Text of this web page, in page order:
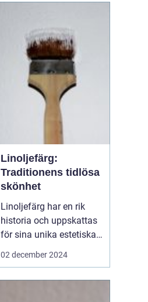
säkerställa att gäster...
Linoljefärg:
Traditionens tidlösa
skönhet
Linoljefärg har en rik
historia och uppskattas
för sina unika estetiska
och funktionella
02 december 2024